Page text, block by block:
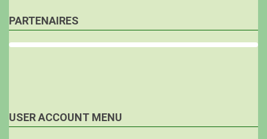
PARTENAIRES
USER ACCOUNT MENU